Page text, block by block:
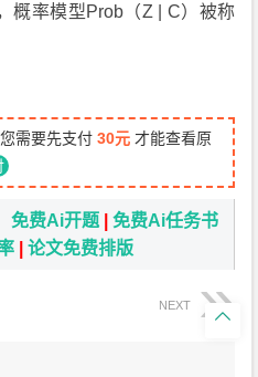
概率模型Prob（Z | C）被称
需要先支付30元 才能查看原
免费Ai开题 |免费Ai任务书
|论文免费排版
NEXT
